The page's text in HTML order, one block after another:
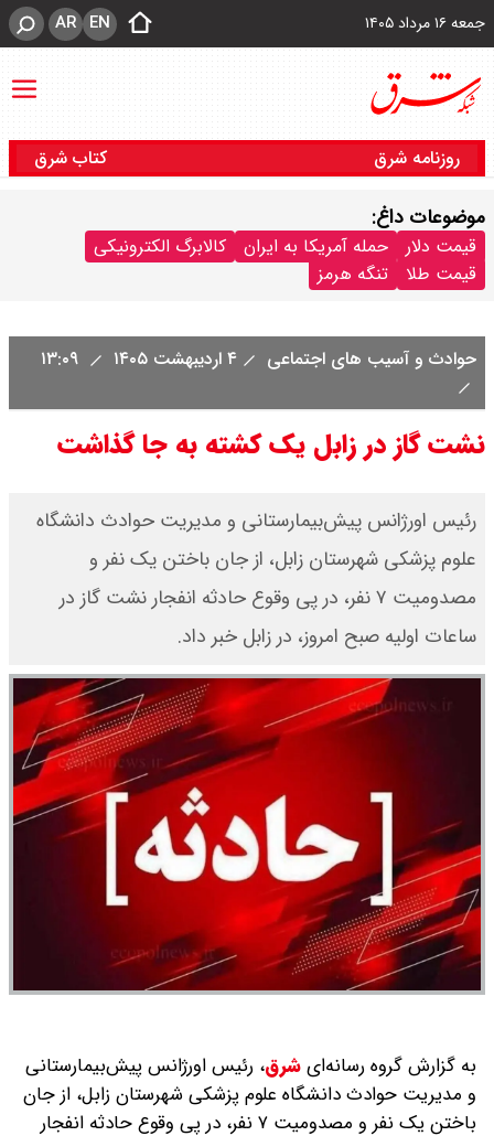
جمعه ۱۶ مرداد ۱۴۰۵ EN
AR
روزنامه شرق کتاب شرق
موضوعات داغ:
قیمت دلار حمله آمریکا به ایران
کالابرگ الکترونیکی
قیمت طلا
تنگه هرمز
حوادث و آسیب های اجتماعی ۴ اردیبهشت ۱۴۰۵
نشت گاز در زابل یک کشته به جا گذاشت
رئیس اورژانس پیش‌بیمارستانی و مدیریت حوادث دانشگاه
علوم پزشکی شهرستان زابل، از جان باختن یک نفر و
مصدومیت ۷ نفر، در پی وقوع حادثه انفجار نشت گاز در
ساعات اولیه صبح امروز، در زابل خبر داد.
به گزارش گروه رسانه‌ایشرق، رئیس اورژانس پیش‌بیمارستانی
و مدیریت حوادث دانشگاه علوم پزشکی شهرستان زابل، از جان
باختن یک نفر و مصدومیت ۷ نفر، در پی وقوع حادثه انفجار